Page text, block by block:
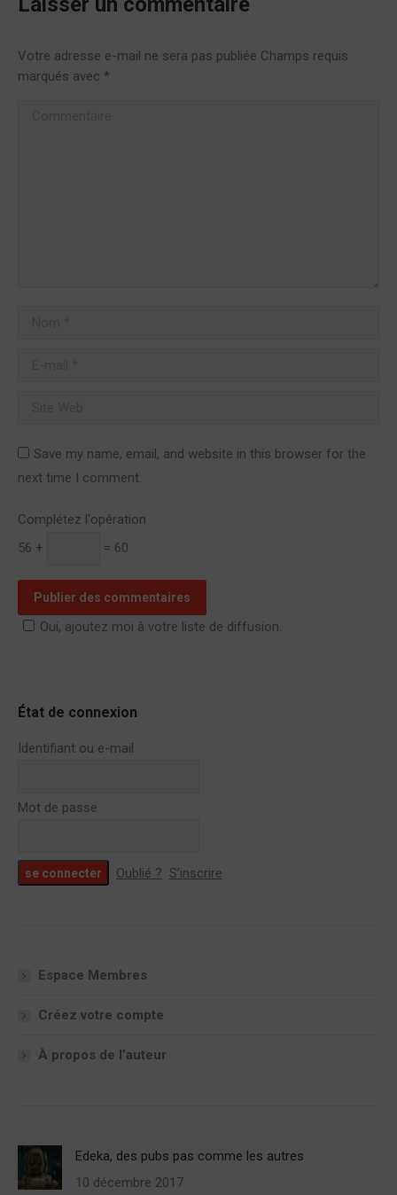
Votre adresse e-mail ne sera pas publiée Champs requis
marqués avec *
Save my name, email, and website in this browser for the
next time I comment.
Complétez l'opération
56 +
= 60
Publier des commentaires
Oui, ajoutez moi à votre liste de diffusion.
État de connexion
Identifiant ou e-mail
Mot de passe
Oublié ? S’inscrire
Espace Membres
Créez votre compte
À propos de l’auteur
Edeka, des pubs pas comme les autres
10 décembre 2017